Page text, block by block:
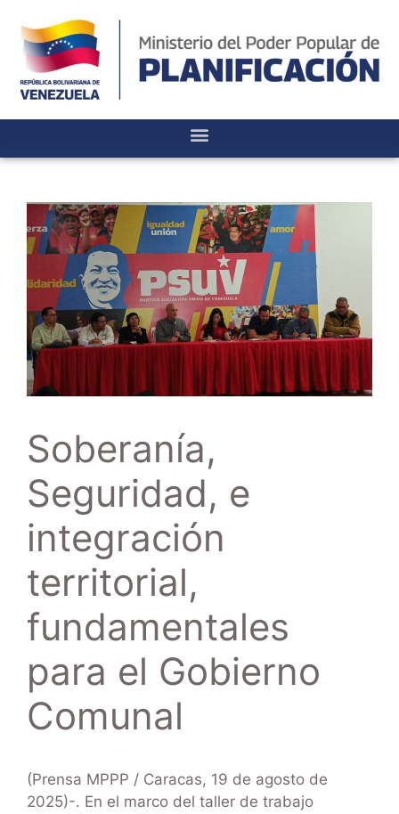
Soberanía,
Seguridad, e
integración
territorial,
fundamentales
para el Gobierno
Comunal
(Prensa MPPP / Caracas, 19 de agosto de
2025)-. En el marco del taller de trabajo